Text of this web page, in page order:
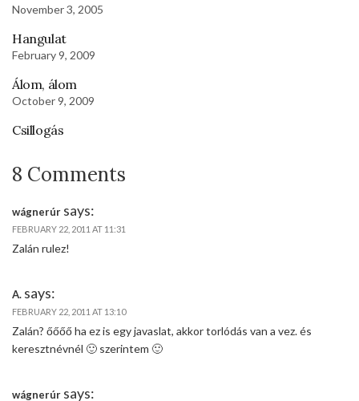
November 3, 2005
Hangulat
February 9, 2009
Álom, álom
October 9, 2009
Csillogás
8 Comments
wágnerúr says:
FEBRUARY 22, 2011 AT 11:31
Zalán rulez!
A. says:
FEBRUARY 22, 2011 AT 13:10
Zalán? őőőő ha ez is egy javaslat, akkor torlódás van a vez. és
keresztnévnél 🙂 szerintem 🙂
wágnerúr says: